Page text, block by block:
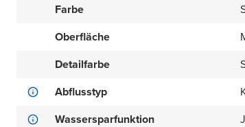
Farbe
Oberfläche
Detailfarbe
Abflusstyp
Wassersparfunktion